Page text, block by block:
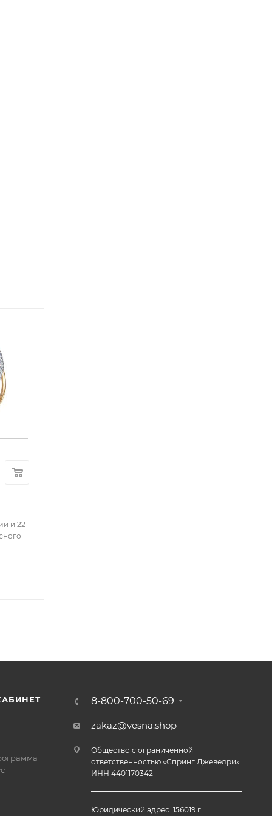
и 22
8-800-700-50-69
zakaz@vesna.shop
Общество с ограниченной
ответственностью «Спринг Джевелри»
ИНН 4401170342
Юридический адрес: 156019 г.